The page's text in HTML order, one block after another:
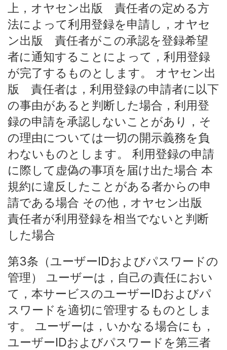
上，オヤセン出版 責任者の定める方
法によって利用登録を申請し，オヤセ
ン出版 責任者がこの承認を登録希望
者に通知することによって，利用登録
が完了するものとします。 オヤセン出
版 責任者は，利用登録の申請者に以下
の事由があると判断した場合，利用登
録の申請を承認しないことがあり，そ
の理由については一切の開示義務を負
わないものとします。 利用登録の申請
に際して虚偽の事項を届け出た場合 本
規約に違反したことがある者からの申
請である場合 その他，オヤセン出版
責任者が利用登録を相当でないと判断
した場合
第3条（ユーザーIDおよびパスワードの
管理） ユーザーは，自己の責任におい
て，本サービスのユーザーIDおよびパ
スワードを適切に管理するものとしま
す。 ユーザーは，いかなる場合にも，
ユーザーIDおよびパスワードを第三者